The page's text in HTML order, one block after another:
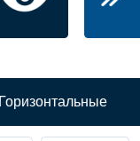
Горизонтальные